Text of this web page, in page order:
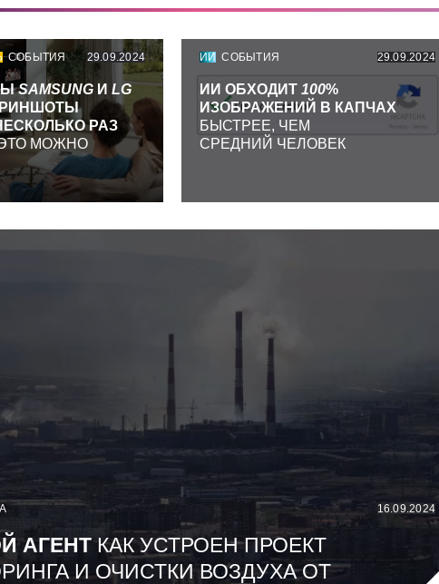
СОБЫТИЯ 29.09.2024
SAMSUNG И LG
РАЗ
МОЖНО
ИИ СОБЫТИЯ 29.09.2024
ИИ ОБХОДИТ 100%
ИЗОБРАЖЕНИЙ В КАПЧАХ
БЫСТРЕЕ, ЧЕМ
СРЕДНИЙ ЧЕЛОВЕК
16.09.2024
АГЕНТКАК УСТРОЕН ПРОЕКТ
И ОЧИСТКИ ВОЗДУХА ОТ